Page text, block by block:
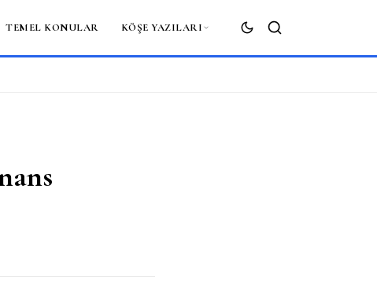
TEMEL KONULAR KÖŞE YAZILARI
ARA